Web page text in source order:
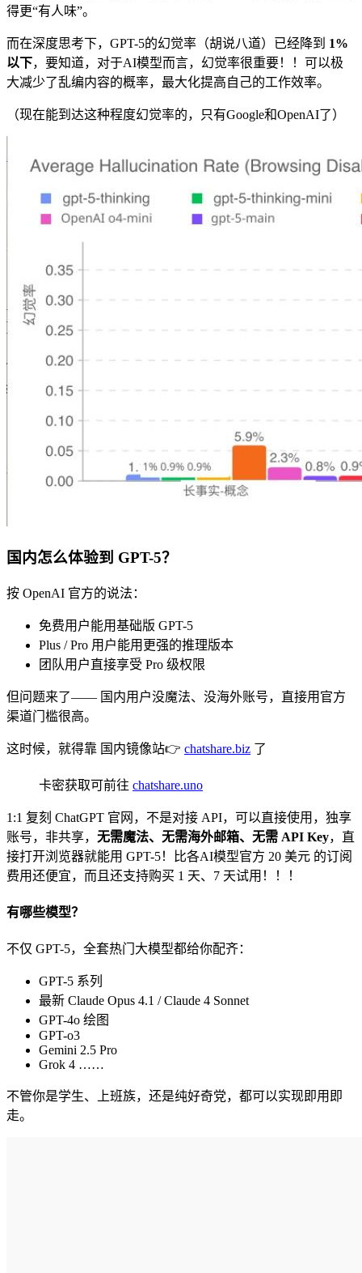
得更“有人味”。
而在深度思考下，GPT-5的幻觉率（胡说八道）已经降到 1%
以下，要知道，对于AI模型而言，幻觉率很重要！！可以极
大减少了乱编内容的概率，最大化提高自己的工作效率。
（现在能到达这种程度幻觉率的，只有Google和OpenAI了）
国内怎么体验到 GPT-5？
按 OpenAI 官方的说法：
免费用户能用基础版 GPT-5
Plus / Pro 用户能用更强的推理版本
团队用户直接享受 Pro 级权限
但问题来了—— 国内用户没魔法、没海外账号，直接用官方
渠道门槛很高。
这时候，就得靠 国内镜像站👉 chatshare.biz 了
卡密获取可前往 chatshare.uno
1:1 复刻 ChatGPT 官网，不是对接 API，可以直接使用，独享
账号，非共享， 无需魔法、无需海外邮箱、无需 API Key，直
接打开浏览器就能用 GPT-5！比各AI模型官方 20 美元 的订阅
费用还便宜，而且还支持购买 1 天、7 天试用！！！
有哪些模型？
不仅 GPT-5，全套热门大模型都给你配齐：
GPT-5 系列
最新 Claude Opus 4.1 / Claude 4 Sonnet
GPT-4o 绘图
GPT-o3
Gemini 2.5 Pro
Grok 4 ……
不管你是学生、上班族，还是纯好奇党，都可以实现即用即
走。